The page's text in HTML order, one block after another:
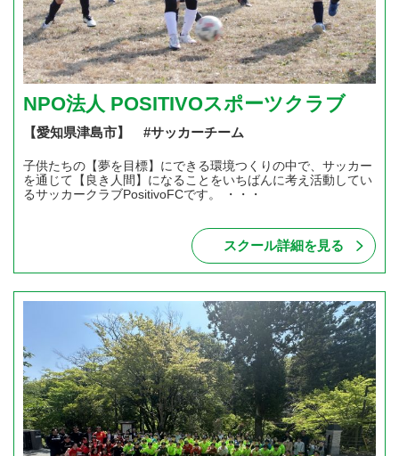
NPO法人 POSITIVOスポーツクラブ
【愛知県津島市】 #サッカーチーム
子供たちの【夢を目標】にできる環境つくりの中で、サッカー
を通じて【良き人間】になることをいちばんに考え活動してい
るサッカークラブPositivoFCです。 ・・・
スクール詳細を見る